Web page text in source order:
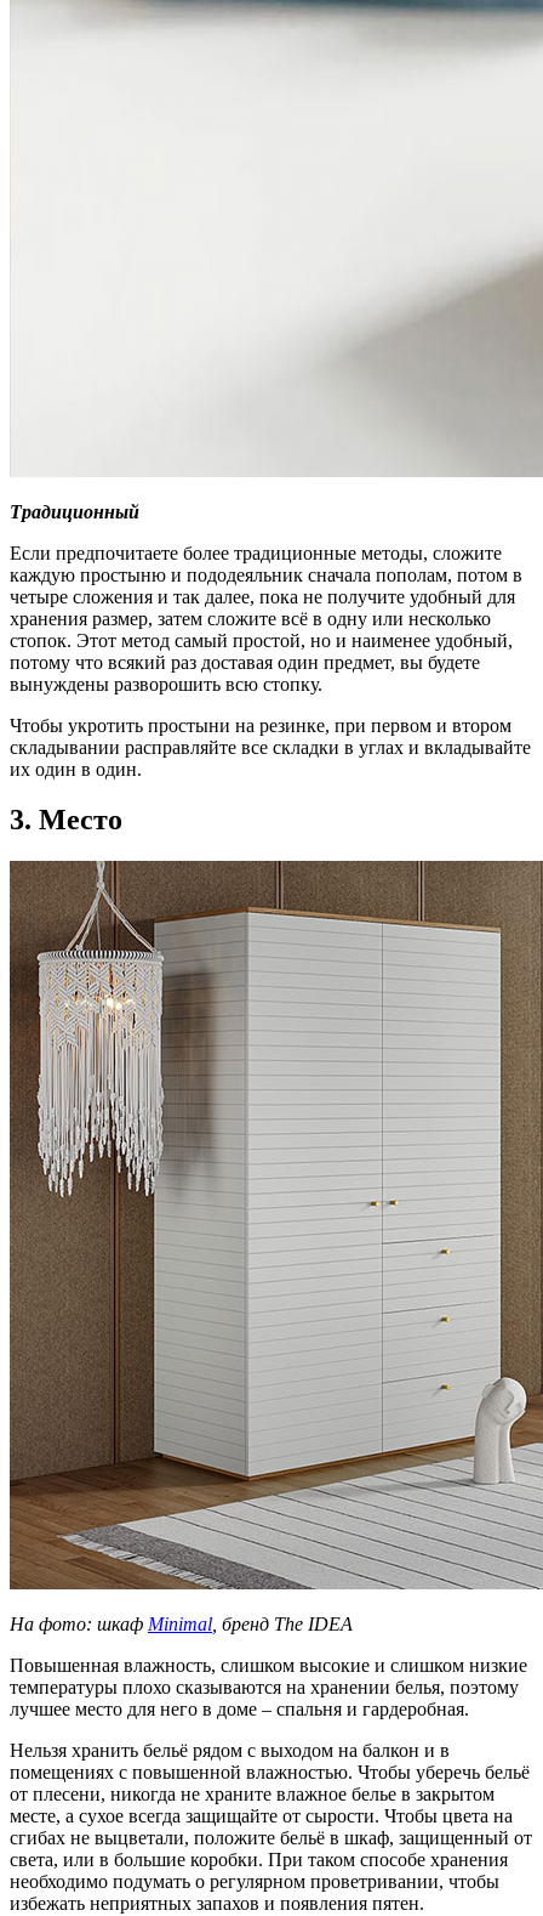
Традиционный
Если предпочитаете более традиционные методы, сложите
каждую простыню и пододеяльник сначала пополам, потом в
четыре сложения и так далее, пока не получите удобный для
хранения размер, затем сложите всё в одну или несколько
стопок. Этот метод самый простой, но и наименее удобный,
потому что всякий раз доставая один предмет, вы будете
вынуждены разворошить всю стопку.
Чтобы укротить простыни на резинке, при первом и втором
складывании расправляйте все складки в углах и вкладывайте
их один в один.
3. Место
На фото: шкаф Minimal , бренд The IDEA
Повышенная влажность, слишком высокие и слишком низкие
температуры плохо сказываются на хранении белья, поэтому
лучшее место для него в доме – спальня и гардеробная.
Нельзя хранить бельё рядом с выходом на балкон и в
помещениях с повышенной влажностью. Чтобы уберечь бельё
от плесени, никогда не храните влажное белье в закрытом
месте, а сухое всегда защищайте от сырости. Чтобы цвета на
сгибах не выцветали, положите бельё в шкаф, защищенный от
света, или в большие коробки. При таком способе хранения
необходимо подумать о регулярном проветривании, чтобы
избежать неприятных запахов и появления пятен.